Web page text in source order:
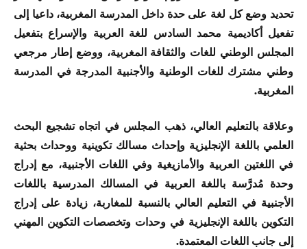
تحديد وضع كل لغة على حدة داخل المدرسة المغربية، داعيا إلى
تفعيل أكاديمية محمد السادس للغة العربية والإسراع بتفعيل
المجلس الوطني للغات والثقافة المغربية، ووضع إطار مرجعي
وطني مشترك للغات الوطنية والأجنبية المدرجة في المدرسة
المغربية.
وعلاقة بالتعليم العالي، ذهب المجلس في اتجاه تشجيع البحث
العلمي باللغة الإنجليزية وإحداث مسالك تكوينية ووحداث بحثية
في اللغتين العربية والأمازيغية وفي اللغات الأجنبية، مع إدراج
وحدة مُدرَّسة باللغة العربية في المسالك المدرسية باللغات
الأجنبية في التعليم العالي بالنسبة للمغاربة، زيادة على إدراج
التكوين باللغة الإنجليزية في وحدات وتخصصات التكوين المهني
إلى جانب اللغات المعتمدة.